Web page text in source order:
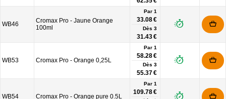
WB46
Cromax Pro - Jaune Orange
100ml
Par 1
33.08 €
Dès 3
31.43 €
WB53 Cromax Pro - Orange 0,25L
Par 1
58.28 €
Dès 3
55.37 €
WB54 Cromax Pro - Orange pure 0.5L
Par 1
109.78 €